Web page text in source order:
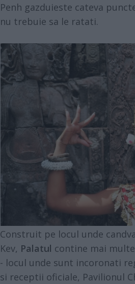
Penh gazduieste cateva
nu trebuie sa le ratati.
Construit pe locul unde
Kev, Palatul contine mai
- locul unde sunt incoronati
si receptii oficiale, Pavilionul